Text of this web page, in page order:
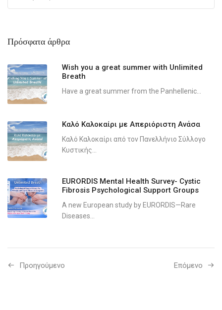
Πρόσφατα άρθρα
Wish you a great summer with Unlimited
Breath
Have a great summer from the Panhellenic...
Καλό Καλοκαίρι με Απεριόριστη Ανάσα
Καλό Καλοκαίρι από τον Πανελλήνιο Σύλλογο
Κυστικής...
EURORDIS Mental Health Survey- Cystic
Fibrosis Psychological Support Groups
A new European study by EURORDIS—Rare
Diseases...
Προηγούμενo Επόμενο